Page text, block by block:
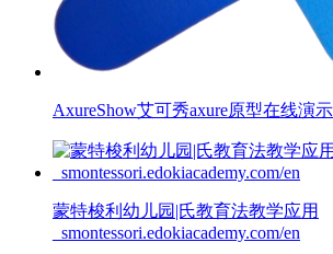
AxureShow艾可秀axure原型在线演示
蒙特梭利幼儿园|氏教育法教学应用
_smontessori.edokiacademy.com/en